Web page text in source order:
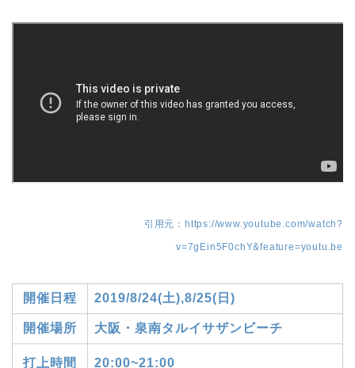
引用元：https://www.youtube.com/watch?
v=7gEin5F0chY&feature=youtu.be
開催日程 2019/8/24(土),8/25(日)
開催場所 大阪・泉南タルイサザンビーチ
打上時間 20:00~21:00